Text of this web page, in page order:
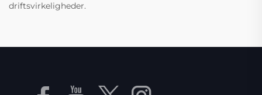
driftsvirkeligheder.